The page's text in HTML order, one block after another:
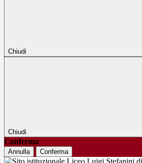
Chiudi
Chiudi
Conferma
Annulla Conferma